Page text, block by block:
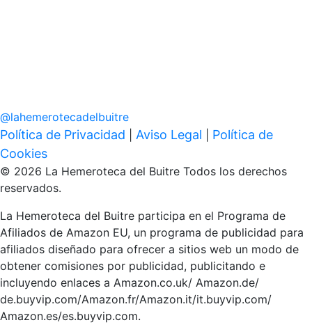
@lahemerotecadelbuitre
Política de Privacidad Aviso Legal
Política de
Cookies
© 2026 La Hemeroteca del Buitre Todos los derechos
reservados.
La Hemeroteca del Buitre participa en el Programa de
Afiliados de Amazon EU, un programa de publicidad para
afiliados diseñado para ofrecer a sitios web un modo de
obtener comisiones por publicidad, publicitando e
incluyendo enlaces a Amazon.co.uk/ Amazon.de/
de.buyvip.com/Amazon.fr/Amazon.it/it.buyvip.com/
Amazon.es/es.buyvip.com.